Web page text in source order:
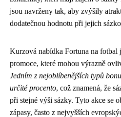
jsou navrženy tak, aby zvýšily
dodatečnou hodnotu při jejich
Kurzová nabídka Fortuna na fotbal
promoce, které mohou výrazně
Jedním z nejoblíbenějších typů
určité procento, což znamená, že
při stejné výši sázky. Tyto akce se
zápasy, často z nejvyšších